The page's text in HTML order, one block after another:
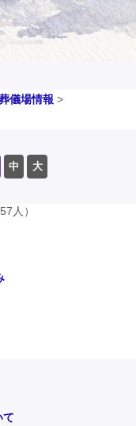
儀場情報 >
中 大
人）
て